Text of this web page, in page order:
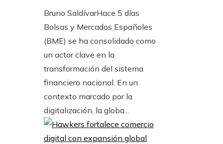
Bruno SaldívarHace 5 días
Bolsas y Mercados Españoles
(BME) se ha consolidado como
un actor clave en la
transformación del sistema
financiero nacional. En un
contexto marcado por la
digitalización, la globa...